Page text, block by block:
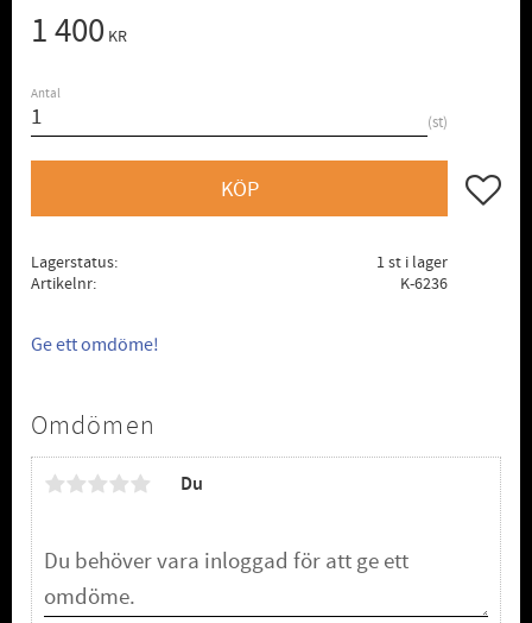
1 400 KR
Antal
st
KÖP Lägg
Lagerstatus
1 st i lager
Artikelnr
K-6236
Ge ett omdöme!
Omdömen
Du